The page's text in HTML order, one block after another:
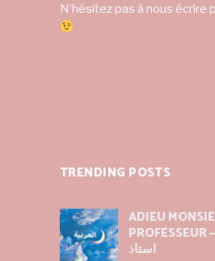
N’hésitez pas à nous écrire
TRENDING POSTS
ADIEU
PROFESSEUR — مع السلامة يا
استاذ